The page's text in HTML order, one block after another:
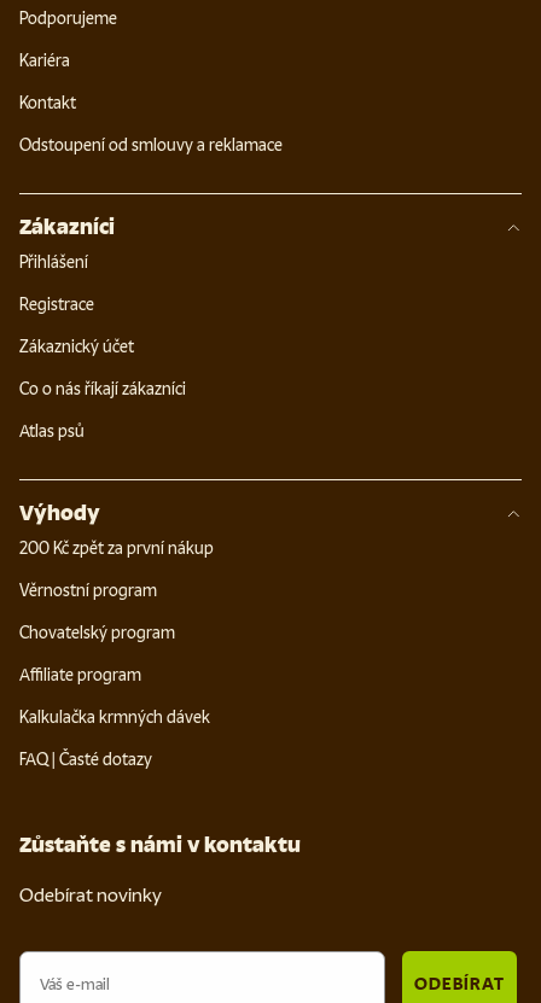
Podporujeme
Kariéra
Kontakt
Odstoupení od smlouvy a reklamace
Zákazníci
Přihlášení
Registrace
Zákaznický účet
Co o nás říkají zákazníci
Atlas psů
Výhody
200 Kč zpět za první nákup
Věrnostní program
Chovatelský program
Affiliate program
Kalkulačka krmných dávek
FAQ | Časté dotazy
Zůstaňte s námi v kontaktu
Odebírat novinky
Email
ODEBÍRAT